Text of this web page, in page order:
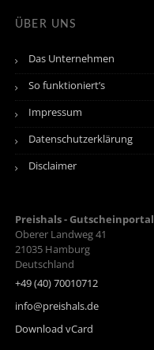
ÜBER UNS
Das Unternehmen
So funktioniert’s
Impressum
Datenschutzerklärung
Disclaimer
Preishals - Gutscheinportal
Oberer Landweg 41
21035 Hamburg
Deutschland
+49 (40) 70010712
info@preishals.de
Download vCard